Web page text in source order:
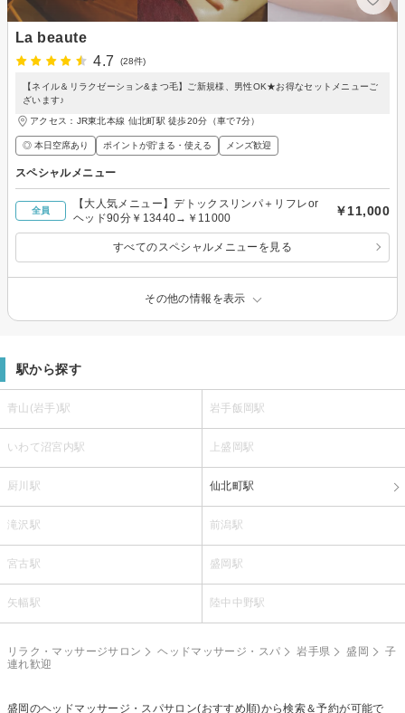
La beaute
4.7
(28件)
【ネイル＆リラクゼーション&まつ毛】ご新規様、男性OK★お得なセットメニューご
ざいます♪
アクセス：JR東北本線 仙北町駅 徒歩20分（車で7分）
◎ 本日空席あり ポイントが貯まる・使える メンズ歓迎
スペシャルメニュー
全員
【大人気メニュー】デトックスリンパ＋リフレor
ヘッド90分￥13440→￥11000
￥11,000
すべてのスペシャルメニューを見る
その他の情報を表示
駅から探す
青山(岩手)駅 岩手飯岡駅
いわて沼宮内駅 上盛岡駅
厨川駅 仙北町駅
滝沢駅 前潟駅
宮古駅 盛岡駅
矢幅駅 陸中中野駅
リラク・マッサージサロン ヘッドマッサージ・スパ 岩手県 盛岡
子
連れ歓迎
盛岡のヘッドマッサージ・スパサロン(おすすめ順)から検索＆予約が可能で